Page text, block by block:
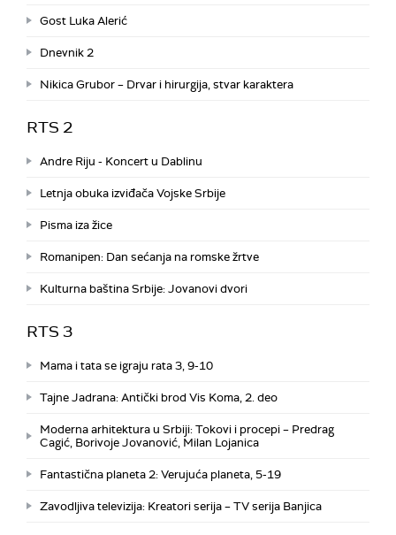
Gost Luka Alerić
Dnevnik 2
Nikica Grubor – Drvar i hirurgija, stvar karaktera
RTS 2
Andre Riju - Koncert u Dablinu
Letnja obuka izviđača Vojske Srbije
Pisma iza žice
Romanipen: Dan sećanja na romske žrtve
Kulturna baština Srbije: Jovanovi dvori
RTS 3
Mama i tata se igraju rata 3, 9-10
Tajne Jadrana: Antički brod Vis Koma, 2. deo
Moderna arhitektura u Srbiji: Tokovi i procepi – Predrag
Cagić, Borivoje Jovanović, Milan Lojanica
Fantastična planeta 2: Verujuća planeta, 5-19
Zavodljiva televizija: Kreatori serija – TV serija Banjica